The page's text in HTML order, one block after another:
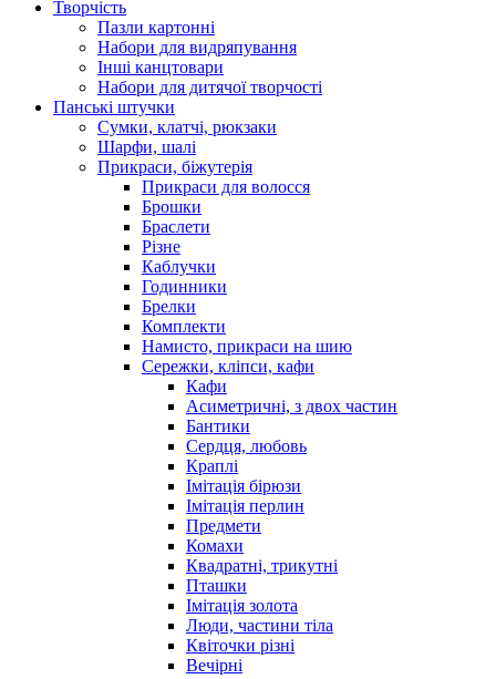
Творчість
Пазли картонні
Набори для видряпування
Інші канцтовари
Набори для дитячої творчості
Панські штучки
Сумки, клатчі, рюкзаки
Шарфи, шалі
Прикраси, біжутерія
Прикраси для волосся
Брошки
Браслети
Різне
Каблучки
Годинники
Брелки
Комплекти
Намисто, прикраси на шию
Сережки, кліпси, кафи
Кафи
Асиметричні, з двох частин
Бантики
Сердця, любовь
Краплі
Імітація бірюзи
Імітація перлин
Предмети
Комахи
Квадратні, трикутні
Пташки
Імітація золота
Люди, частини тіла
Квіточки різні
Вечірні